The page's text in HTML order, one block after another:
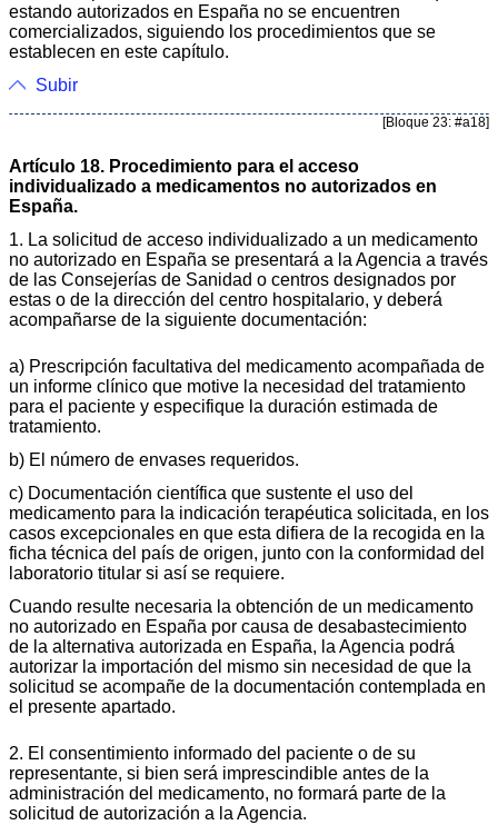
estando autorizados en España no se encuentren
comercializados, siguiendo los procedimientos que se
establecen en este capítulo.
Subir
[Bloque 23: #a18]
Artículo 18. Procedimiento para el acceso
individualizado a medicamentos no autorizados en
España.
1. La solicitud de acceso individualizado a un medicamento
no autorizado en España se presentará a la Agencia a través
de las Consejerías de Sanidad o centros designados por
estas o de la dirección del centro hospitalario, y deberá
acompañarse de la siguiente documentación:
a) Prescripción facultativa del medicamento acompañada de
un informe clínico que motive la necesidad del tratamiento
para el paciente y especifique la duración estimada de
tratamiento.
b) El número de envases requeridos.
c) Documentación científica que sustente el uso del
medicamento para la indicación terapéutica solicitada, en los
casos excepcionales en que esta difiera de la recogida en la
ficha técnica del país de origen, junto con la conformidad del
laboratorio titular si así se requiere.
Cuando resulte necesaria la obtención de un medicamento
no autorizado en España por causa de desabastecimiento
de la alternativa autorizada en España, la Agencia podrá
autorizar la importación del mismo sin necesidad de que la
solicitud se acompañe de la documentación contemplada en
el presente apartado.
2. El consentimiento informado del paciente o de su
representante, si bien será imprescindible antes de la
administración del medicamento, no formará parte de la
solicitud de autorización a la Agencia.